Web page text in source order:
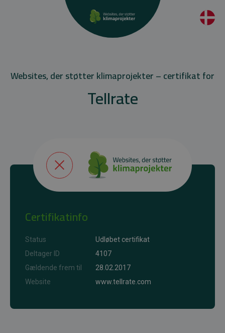
Websites, der støtter klimaprojekter – certifikat for
Tellrate
Certifikatinfo
Status
Udløbet certifikat
Deltager ID
4107
Gældende frem til
28.02.2017
Website
www.tellrate.com